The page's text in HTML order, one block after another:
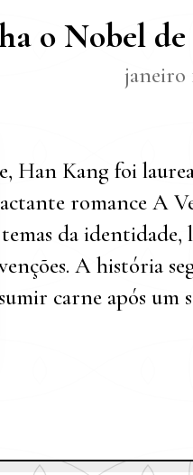
o Nobel
janeiro
Han Kang foi
romance A
da identidade,
A história
carne após um
com sua família
é narrado por três
tenta, de maneira
que se tornam